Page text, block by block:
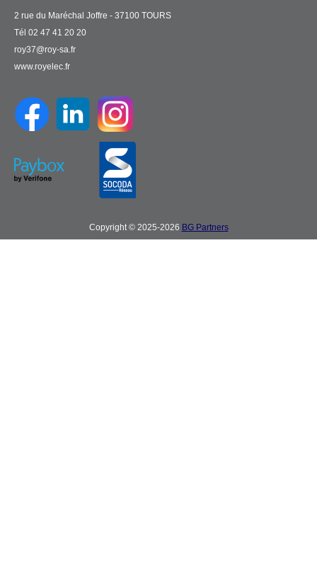
2 rue du Maréchal Joffre - 37100 TOURS
Tél 02 47 41 20 20
roy37@roy-sa.fr
www.royelec.fr
Copyright © 2025-2026 BG Partners